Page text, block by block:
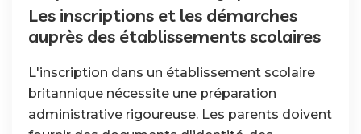
Les inscriptions et les démarches
auprès des établissements scolaires
L'inscription dans un établissement scolaire
britannique nécessite une préparation
administrative rigoureuse. Les parents doivent